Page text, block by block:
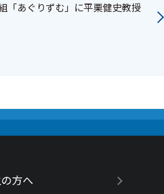
「あぐりずむ」に平栗健史教授
方へ